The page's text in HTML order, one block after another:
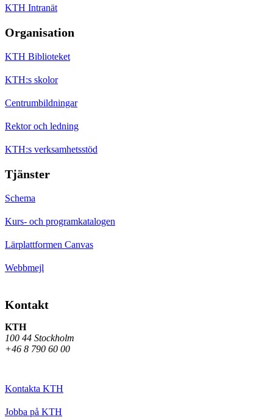
KTH Intranät
Organisation
KTH Biblioteket
KTH:s skolor
Centrumbildningar
Rektor och ledning
KTH:s verksamhetsstöd
Tjänster
Schema
Kurs- och programkatalogen
Lärplattformen Canvas
Webbmejl
Kontakt
KTH
100 44 Stockholm
+46 8 790 60 00
Kontakta KTH
Jobba på KTH